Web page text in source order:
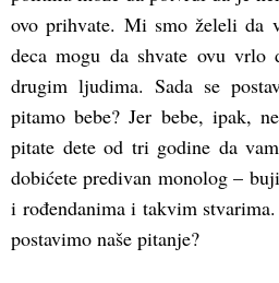
ovo prihvate. Mi smo želeli da
deca mogu da shvate ovu vrlo
drugim ljudima. Sada se
pitamo bebe? Jer bebe, ipak,
pitate dete od tri godine da
dobićete predivan monolog –
i rođendanima i takvim
postavimo naše pitanje?